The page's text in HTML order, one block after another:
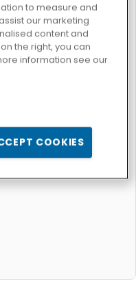
Jardín floreciente 3
Baby Hazel: Chica floral
to measure and
our marketing
content and
the right, you can
information see our
COOKIES